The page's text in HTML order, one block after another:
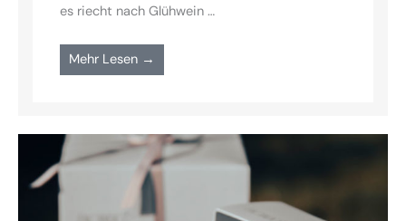
es riecht nach Glühwein …
Mehr Lesen →